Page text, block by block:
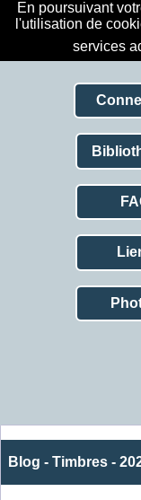
En poursuivant
l'utilisation de
services
Blog - Timbres -